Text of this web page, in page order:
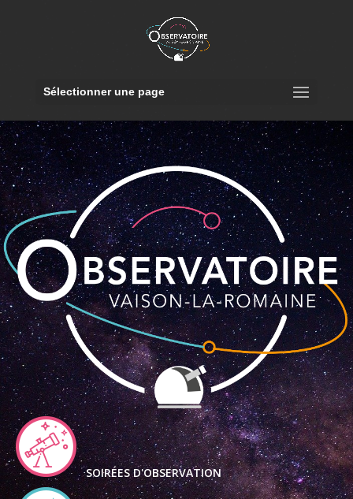
Sélectionner une page
SOIRÉES D'OBSERVATION